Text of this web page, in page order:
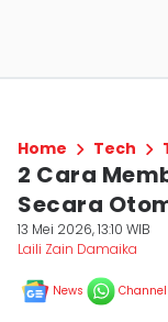
Home Tech
2 Cara
Secara
13 Mei 2026, 13:10 WIB
Laili Zain Damaika
News Channel